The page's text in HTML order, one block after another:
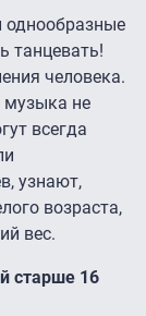
однообразные
танцевать!
человека.
музыка не
всегда
узнают,
возраста,
вес.
старше 16